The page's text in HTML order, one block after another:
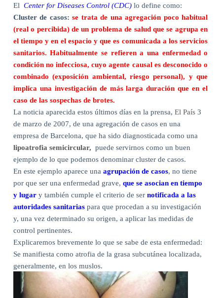
El Center for Diseases Control (CDC)lo define como:
Cluster de casos: se trata de una agregación poco habitual
(real o percibida) de un problema de salud que se agrupa en
el tiempo y en el espacio y que es comunicada a los servicios
sanitarios. Habitualmente se refieren a una enfermedad o
condición no infecciosa, cuyo agente causal es desconocido o
combinado (exposición ambiental, riesgo personal), y que
implica una investigación de más larga duración que en el
caso de las sospechas de brotes.
La noticia aparecida estos últimos días en la prensa, El País3
de marzo de 2007, de una agregación de casos en una
empresa de Barcelona, que ha sido diagnosticada como una
lipoatrofia semicircular, puede servirnos como un buen
ejemplo de lo que podemos denominar cluster de casos.
En este ejemplo aparece una agrupación de casos, no tiene
por que ser una enfermedad grave, que se asocian en tiempo
y lugary también cumple el criterio de ser notificada a las
autoridades sanitariaspara que procedan a su investigación
y, una vez determinado su origen, a aplicar las medidas de
control pertinentes.
Explicaremos brevemente lo que se sabe de esta enfermedad:
Se manifiesta como atrofia de la grasa subcutánea localizada,
generalmente, en los muslos.